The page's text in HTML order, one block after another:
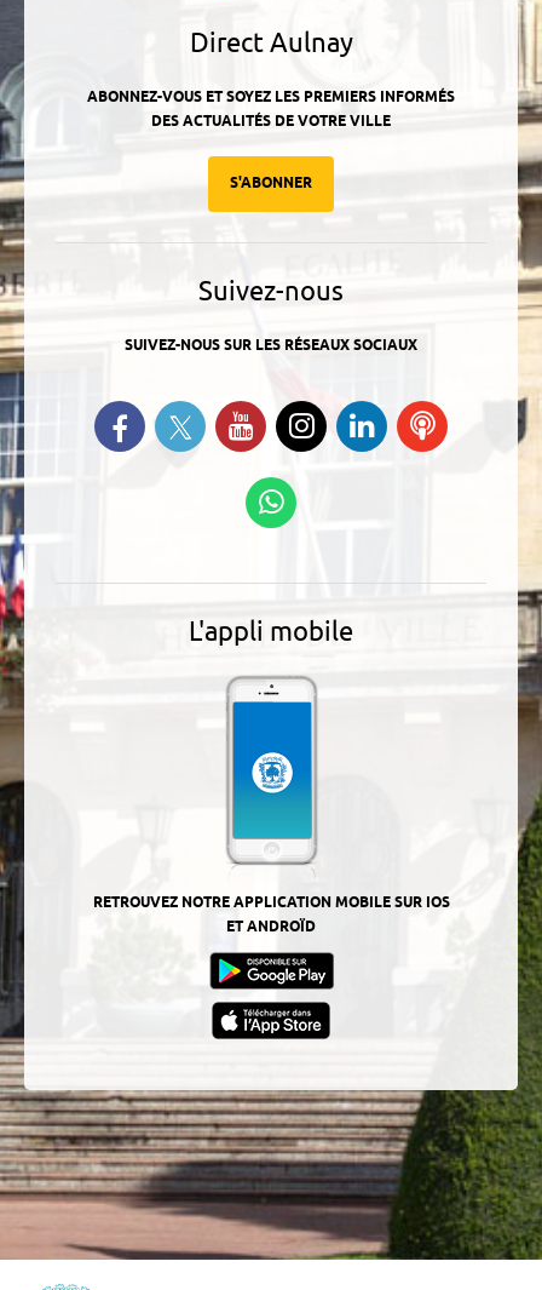
Direct Aulnay
ABONNEZ-VOUS ET SOYEZ LES PREMIERS INFORMÉS
DES ACTUALITÉS DE VOTRE VILLE
S'ABONNER
Suivez-nous
SUIVEZ-NOUS SUR LES RÉSEAUX SOCIAUX
Retrouvez-nous sur Facebook
Suivez-nous sur Twitter
Suivez-nous sur YouTube
Suivez-nous sur
Instagram
Retrouvez-
nous sur
Ecoutez
L'appli mobile
RETROUVEZ NOTRE APPLICATION MOBILE SUR IOS
ET ANDROÏD